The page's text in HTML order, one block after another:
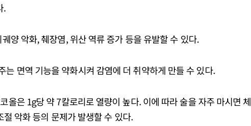
.
양 악화, 췌장염, 위산 역류 증가 등을 유발할 수 있다.
는 면역 기능을 약화시켜 감염에 더 취약하게 만들 수 있다.
올은 1g당 약 7칼로리로 열량이 높다. 이에 따라 술을 자주 마시면 체
악화 등의 문제가 발생할 수 있다.